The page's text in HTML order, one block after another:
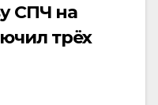
СПЧ на
трёх